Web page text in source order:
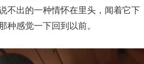
不出的一种情怀在里头，闻着它下
种感觉一下回到以前。